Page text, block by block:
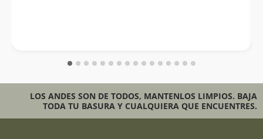
LOS ANDES SON DE TODOS, MANTENLOS LIMPIOS. BAJA
TODA TU BASURA Y CUALQUIERA QUE ENCUENTRES.